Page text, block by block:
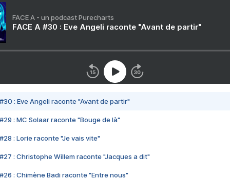
FACE A - un podcast Purecharts
FACE A #30 : Eve Angeli raconte "Avant de partir"
#30 : Eve Angeli raconte "Avant de partir"
#29 : MC Solaar raconte "Bouge de là"
#28 : Lorie raconte "Je vais vite"
#27 : Christophe Willem raconte "Jacques a dit"
#26 : Chimène Badi raconte "Entre nous"